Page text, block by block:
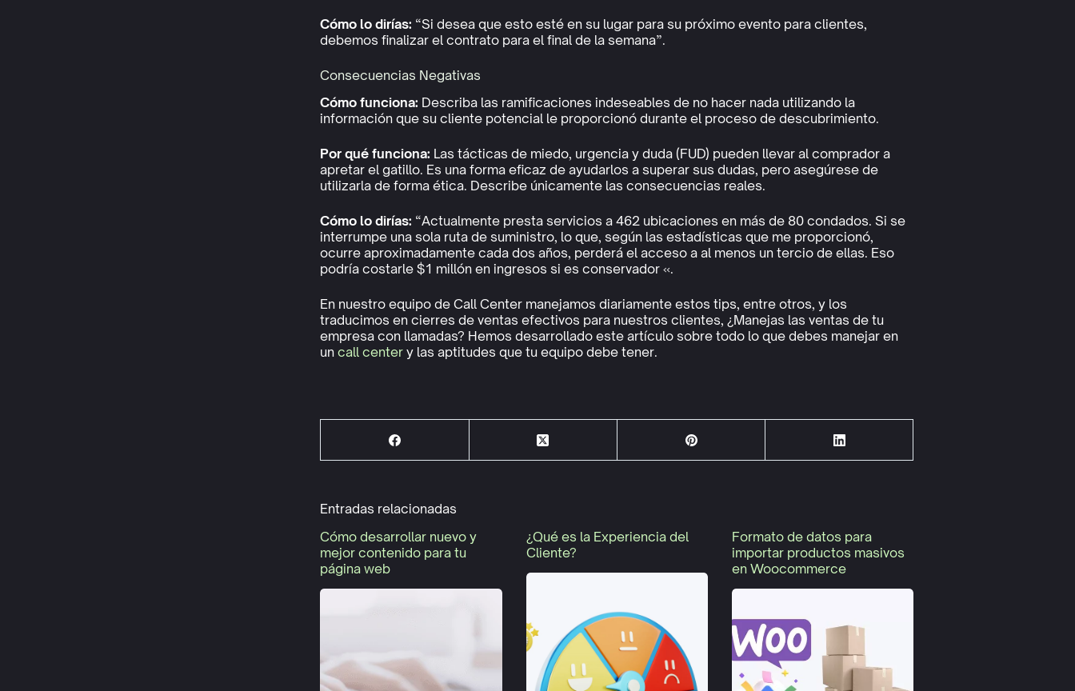
Cómo lo dirías: “Si desea que esto esté en su lugar para su próximo evento para clientes,
debemos finalizar el contrato para el final de la semana”.
Consecuencias Negativas
Cómo funciona: Describa las ramificaciones indeseables de no hacer nada utilizando la
información que su cliente potencial le proporcionó durante el proceso de descubrimiento.
Por qué funciona: Las tácticas de miedo, urgencia y duda (FUD) pueden llevar al comprador a
apretar el gatillo. Es una forma eficaz de ayudarlos a superar sus dudas, pero asegúrese de
utilizarla de forma ética. Describe únicamente las consecuencias reales.
Cómo lo dirías: “Actualmente presta servicios a 462 ubicaciones en más de 80 condados. Si se
interrumpe una sola ruta de suministro, lo que, según las estadísticas que me proporcionó,
ocurre aproximadamente cada dos años, perderá el acceso a al menos un tercio de ellas. Eso
podría costarle $1 millón en ingresos si es conservador «.
En nuestro equipo de Call Center manejamos diariamente estos tips, entre otros, y los
traducimos en cierres de ventas efectivos para nuestros clientes, ¿Manejas las ventas de tu
empresa con llamadas? Hemos desarrollado este artículo sobre todo lo que debes manejar en
uncall center y las aptitudes que tu equipo debe tener.
Entradas relacionadas
Cómo desarrollar nuevo y
mejor contenido para tu
página web
¿Qué es la Experiencia del
Cliente?
Formato de datos para
importar productos masivos
en Woocommerce